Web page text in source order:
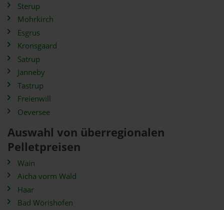
Sterup
Mohrkirch
Esgrus
Kronsgaard
Satrup
Janneby
Tastrup
Freienwill
Oeversee
Auswahl von überregionalen
Pelletpreisen
Wain
Aicha vorm Wald
Haar
Bad Wörishofen